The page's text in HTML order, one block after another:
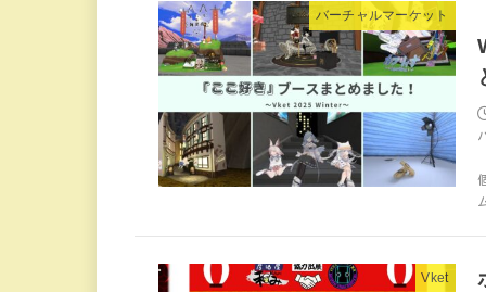
バーチャルマーケット
Vket